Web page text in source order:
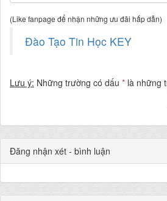
(Like fanpage để nhận những ưu đãi hấp dẫn)
Đào Tạo Tin Học KEY
Lưu ý: Những trường có dấu * là những
Đăng nhận xét - bình luận